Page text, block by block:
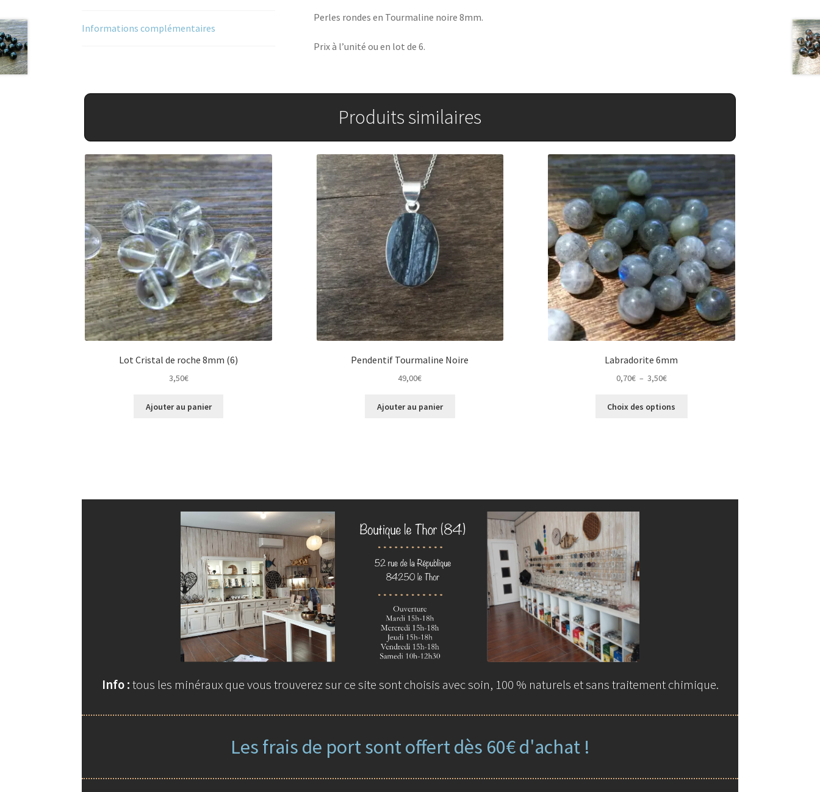
Informations complémentaires
Perles rondes en Tourmaline noire 8mm.
Prix à l’unité ou en lot de 6.
Produits similaires
Lot Cristal de roche 8mm (6)
3,50€
Ajouter au panier
Pendentif Tourmaline Noire
49,00€
Ajouter au panier
Labradorite 6mm
0,70€ – 3,50€Plage
prix :
Choix des options
Info :tous les minéraux que vous trouverez sur ce site sont choisis avec soin, 100 % naturels et sans traitement chimique.
Les frais de port sont offert dès 60€ d'achat !